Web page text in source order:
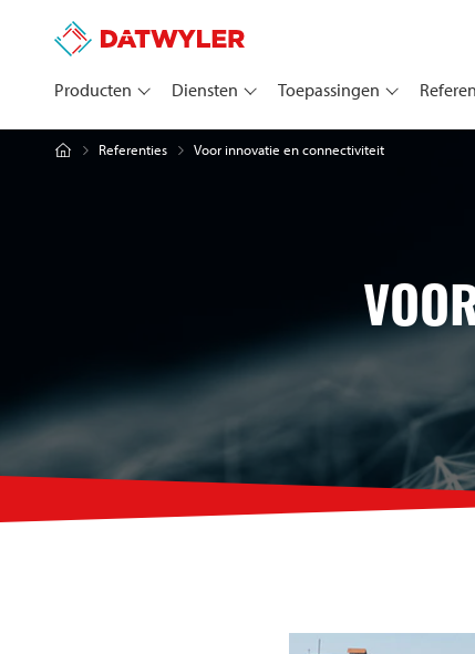
Producten Diensten Toepassingen
Referenties Voor innovatie en connectiviteit